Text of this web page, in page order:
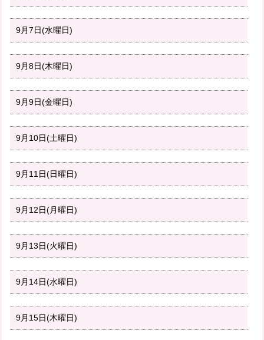
9月7日(水曜日)
9月8日(木曜日)
9月9日(金曜日)
9月10日(土曜日)
9月11日(日曜日)
9月12日(月曜日)
9月13日(火曜日)
9月14日(水曜日)
9月15日(木曜日)